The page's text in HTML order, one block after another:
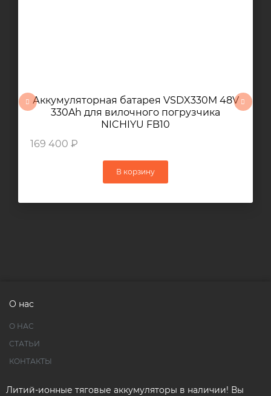
Аккумуляторная батарея VSDX330M 48V
330Ah для вилочного погрузчика
NICHIYU FB10
169 400 ₽
В корзину
О нас
О НАС
СТАТЬИ
КОНТАКТЫ
Литий-ионные тяговые аккумуляторы в наличии! Вы